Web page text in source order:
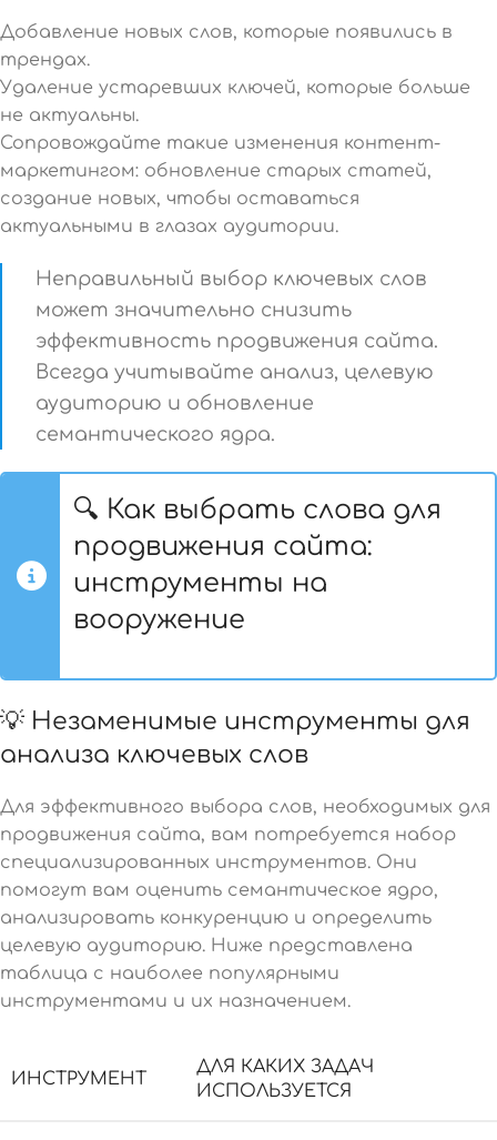
Добавление новых слов, которые появились в
трендах.
Удаление устаревших ключей, которые больше
не актуальны.
Сопровождайте такие изменения контент-
маркетингом: обновление старых статей,
создание новых, чтобы оставаться
актуальными в глазах аудитории.
Неправильный выбор ключевых слов
может значительно снизить
эффективность продвижения сайта.
Всегда учитывайте анализ, целевую
аудиторию и обновление
семантического ядра.
🔍 Как выбрать слова для
продвижения сайта:
инструменты на
вооружение
💡 Незаменимые инструменты для
анализа ключевых слов
Для эффективного выбора слов, необходимых для
продвижения сайта, вам потребуется набор
специализированных инструментов. Они
помогут вам оценить семантическое ядро,
анализировать конкуренцию и определить
целевую аудиторию. Ниже представлена
таблица с наиболее популярными
инструментами и их назначением.
ИНСТРУМЕНТ
ДЛЯ КАКИХ ЗАДАЧ
ИСПОЛЬЗУЕТСЯ